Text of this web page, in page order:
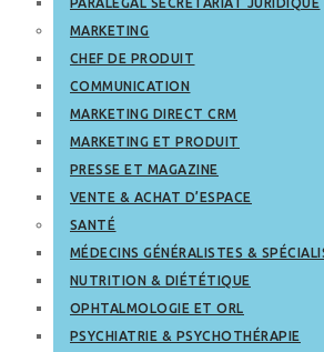
MARKETING
CHEF DE PRODUIT
COMMUNICATION
MARKETING DIRECT CRM
MARKETING ET PRODUIT
PRESSE ET MAGAZINE
VENTE & ACHAT D’ESPACE
SANTÉ
MÉDECINS GÉNÉRALISTES &
NUTRITION & DIÉTÉTIQUE
OPHTALMOLOGIE ET ORL
PSYCHIATRIE & PSYCHOTHÉRAPIE